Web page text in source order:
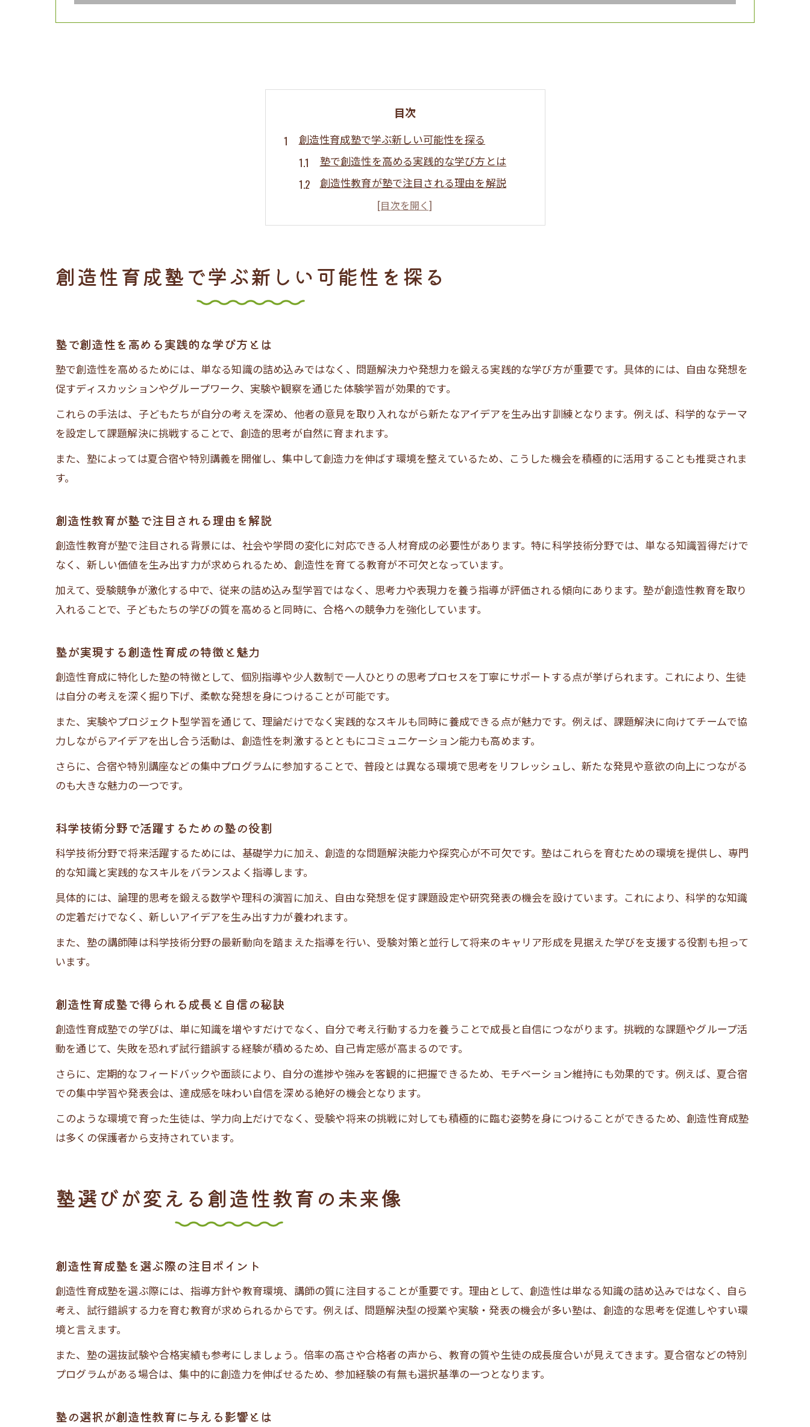
目次
創造性育成塾で学ぶ新しい可能性を探る
塾で創造性を高める実践的な学び方とは
創造性教育が塾で注目される理由を解説
塾が実現する創造性育成の特徴と魅力
科学技術分野で活躍するための塾の役割
塾選びが変える創造性教育の未来像
創造性育成塾を選ぶ際の注目ポイント
塾選びで未来の科学者への道が広がる理由
創造性育成に塾が果たす本当の役割とは
塾と学校の創造性教育の違いを検証する
創造力は塾で本当に伸ばせるのか解説
塾による創造性教育が科学技術に与える影響
創造性育成塾で身につく科学的思考力とは
塾が科学人材育成に貢献する理由を解説
創造性教育が科学技術の未来を切り開く
塾で学ぶ創造性育成の具体的プログラム
創造力を引き出す塾の実践授業の特徴
創造性育成塾で人気の体験型カリキュラム
塾の創造性プログラムで得られる力とは
科学技術分野に役立つ塾の創造性指導
創造性の育成塾倍率や選考対策の要点
創造性育成塾合格に向けた塾の活用術
創造性育成塾で学ぶ新しい可能性を探る
塾で創造性を高める実践的な学び方とは
塾で創造性を高めるためには、単なる知識の詰め込みではなく、問題解決力や発想力を鍛える実践的な学び方が重要です。具体的には、自由な発想を
促すディスカッションやグループワーク、実験や観察を通じた体験学習が効果的です。
これらの手法は、子どもたちが自分の考えを深め、他者の意見を取り入れながら新たなアイデアを生み出す訓練となります。例えば、科学的なテーマ
を設定して課題解決に挑戦することで、創造的思考が自然に育まれます。
また、塾によっては夏合宿や特別講義を開催し、集中して創造力を伸ばす環境を整えているため、こうした機会を積極的に活用することも推奨されま
す。
創造性教育が塾で注目される理由を解説
創造性教育が塾で注目される背景には、社会や学問の変化に対応できる人材育成の必要性があります。特に科学技術分野では、単なる知識習得だけで
なく、新しい価値を生み出す力が求められるため、創造性を育てる教育が不可欠となっています。
加えて、受験競争が激化する中で、従来の詰め込み型学習ではなく、思考力や表現力を養う指導が評価される傾向にあります。塾が創造性教育を取り
入れることで、子どもたちの学びの質を高めると同時に、合格への競争力を強化しています。
塾が実現する創造性育成の特徴と魅力
創造性育成に特化した塾の特徴として、個別指導や少人数制で一人ひとりの思考プロセスを丁寧にサポートする点が挙げられます。これにより、生徒
は自分の考えを深く掘り下げ、柔軟な発想を身につけることが可能です。
また、実験やプロジェクト型学習を通じて、理論だけでなく実践的なスキルも同時に養成できる点が魅力です。例えば、課題解決に向けてチームで協
力しながらアイデアを出し合う活動は、創造性を刺激するとともにコミュニケーション能力も高めます。
さらに、合宿や特別講座などの集中プログラムに参加することで、普段とは異なる環境で思考をリフレッシュし、新たな発見や意欲の向上につながる
のも大きな魅力の一つです。
科学技術分野で活躍するための塾の役割
科学技術分野で将来活躍するためには、基礎学力に加え、創造的な問題解決能力や探究心が不可欠です。塾はこれらを育むための環境を提供し、専門
的な知識と実践的なスキルをバランスよく指導します。
具体的には、論理的思考を鍛える数学や理科の演習に加え、自由な発想を促す課題設定や研究発表の機会を設けています。これにより、科学的な知識
の定着だけでなく、新しいアイデアを生み出す力が養われます。
また、塾の講師陣は科学技術分野の最新動向を踏まえた指導を行い、受験対策と並行して将来のキャリア形成を見据えた学びを支援する役割も担って
います。
創造性育成塾で得られる成長と自信の秘訣
創造性育成塾での学びは、単に知識を増やすだけでなく、自分で考え行動する力を養うことで成長と自信につながります。挑戦的な課題やグループ活
動を通じて、失敗を恐れず試行錯誤する経験が積めるため、自己肯定感が高まるのです。
さらに、定期的なフィードバックや面談により、自分の進捗や強みを客観的に把握できるため、モチベーション維持にも効果的です。例えば、夏合宿
での集中学習や発表会は、達成感を味わい自信を深める絶好の機会となります。
このような環境で育った生徒は、学力向上だけでなく、受験や将来の挑戦に対しても積極的に臨む姿勢を身につけることができるため、創造性育成塾
は多くの保護者から支持されています。
塾選びが変える創造性教育の未来像
創造性育成塾を選ぶ際の注目ポイント
創造性育成塾を選ぶ際には、指導方針や教育環境、講師の質に注目することが重要です。理由として、創造性は単なる知識の詰め込みではなく、自ら
考え、試行錯誤する力を育む教育が求められるからです。例えば、問題解決型の授業や実験・発表の機会が多い塾は、創造的な思考を促進しやすい環
境と言えます。
また、塾の選抜試験や合格実績も参考にしましょう。倍率の高さや合格者の声から、教育の質や生徒の成長度合いが見えてきます。夏合宿などの特別
プログラムがある場合は、集中的に創造力を伸ばせるため、参加経験の有無も選択基準の一つとなります。
塾の選択が創造性教育に与える影響とは